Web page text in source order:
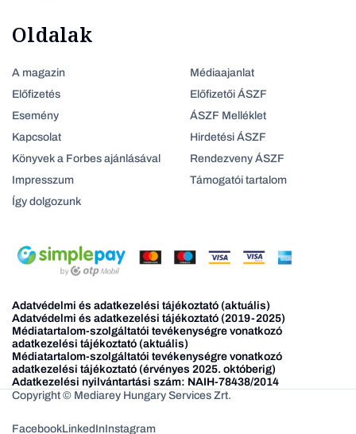
Oldalak
A magazin
Előfizetés
Esemény
Kapcsolat
Könyvek a Forbes ajánlásával
Impresszum
Így dolgozunk
Médiaajanlat
Előfizetői ÁSZF
ÁSZF Melléklet
Hirdetési ÁSZF
Rendezveny ÁSZF
Támogatói tartalom
Adatvédelmi és adatkezelési tájékoztató (aktuális)
Adatvédelmi és adatkezelési tájékoztató (2019-2025)
Médiatartalom-szolgáltatói tevékenységre vonatkozó
adatkezelési tájékoztató (aktuális)
Médiatartalom-szolgáltatói tevékenységre vonatkozó
adatkezelési tájékoztató (érvényes 2025. októberig)
Adatkezelési nyilvántartási szám: NAIH-78438/2014
Copyright © Mediarey Hungary Services Zrt.
FacebookLinkedInInstagram